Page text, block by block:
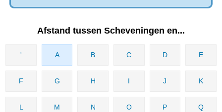
Afstand tussen Scheveningen‎ en...
' A B C D E
F G H I J K
L M N O P Q